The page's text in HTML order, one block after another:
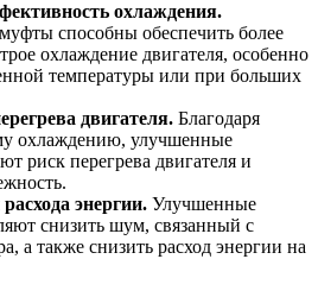
охлаждения.
способны обеспечить более
охлаждение двигателя, особенно
температуры или при больших
двигателя. Благодаря
охлаждению, улучшенные
риск перегрева двигателя и
энергии. Улучшенные
снизить шум, связанный с
а также снизить расход энергии на